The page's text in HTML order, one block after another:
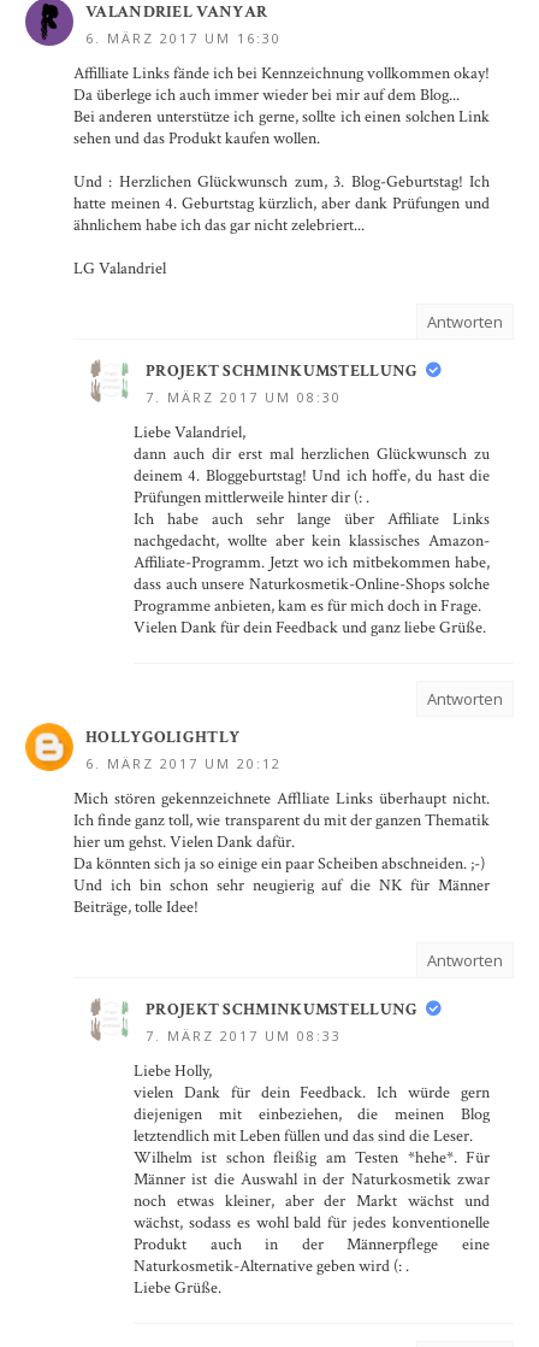
VALANDRIEL VANYAR
6. MÄRZ 2017 UM 16:30
Affilliate Links fände ich bei Kennzeichnung vollkommen okay!
Da überlege ich auch immer wieder bei mir auf dem Blog...
Bei anderen unterstütze ich gerne, sollte ich einen solchen Link
sehen und das Produkt kaufen wollen.
Und : Herzlichen Glückwunsch zum, 3. Blog-Geburtstag! Ich
hatte meinen 4. Geburtstag kürzlich, aber dank Prüfungen und
ähnlichem habe ich das gar nicht zelebriert...
LG Valandriel
Antworten
PROJEKT SCHMINKUMSTELLUNG
7. MÄRZ 2017 UM 08:30
Liebe Valandriel,
dann auch dir erst mal herzlichen Glückwunsch zu
deinem 4. Bloggeburtstag! Und ich hoffe, du hast die
Prüfungen mittlerweile hinter dir (: .
Ich habe auch sehr lange über Affiliate Links
nachgedacht, wollte aber kein klassisches Amazon-
Affiliate-Programm. Jetzt wo ich mitbekommen habe,
dass auch unsere Naturkosmetik-Online-Shops solche
Programme anbieten, kam es für mich doch in Frage.
Vielen Dank für dein Feedback und ganz liebe Grüße.
Antworten
HOLLYGOLIGHTLY
6. MÄRZ 2017 UM 20:12
Mich stören gekennzeichnete Afflliate Links überhaupt nicht.
Ich finde ganz toll, wie transparent du mit der ganzen Thematik
hier um gehst. Vielen Dank dafür.
Da könnten sich ja so einige ein paar Scheiben abschneiden. ;-)
Und ich bin schon sehr neugierig auf die NK für Männer
Beiträge, tolle Idee!
Antworten
PROJEKT SCHMINKUMSTELLUNG
7. MÄRZ 2017 UM 08:33
Liebe Holly,
vielen Dank für dein Feedback. Ich würde gern
diejenigen mit einbeziehen, die meinen Blog
letztendlich mit Leben füllen und das sind die Leser.
Wilhelm ist schon fleißig am Testen *hehe*. Für
Männer ist die Auswahl in der Naturkosmetik zwar
noch etwas kleiner, aber der Markt wächst und
wächst, sodass es wohl bald für jedes konventionelle
Produkt auch in der Männerpflege eine
Naturkosmetik-Alternative geben wird (: .
Liebe Grüße.